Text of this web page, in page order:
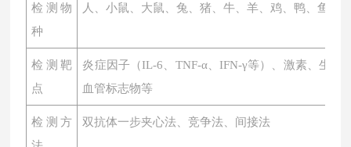
检测物
种
人、小鼠、大鼠、兔、猪、牛、羊、鸡、鸭、鱼、
检测靶
点
炎症因子（IL-6、TNF-α、IFN-γ等）、激素、生物
血管标志物等
检测方
双抗体一步夹心法、竞争法、间接法